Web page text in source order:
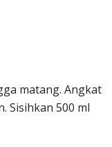
matang. Angkat
Sisihkan 500 ml